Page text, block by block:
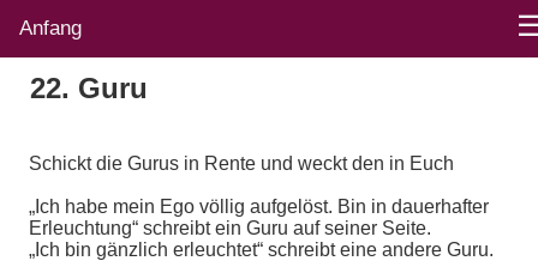
Anfang
22. Guru
Schickt die Gurus in Rente und weckt den in Euch
„Ich habe mein Ego völlig aufgelöst. Bin in dauerhafter
Erleuchtung“ schreibt ein Guru auf seiner Seite.
„Ich bin gänzlich erleuchtet“ schreibt eine andere Guru.